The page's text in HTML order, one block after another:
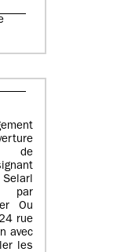
de
par
Ou
rue
avec
les